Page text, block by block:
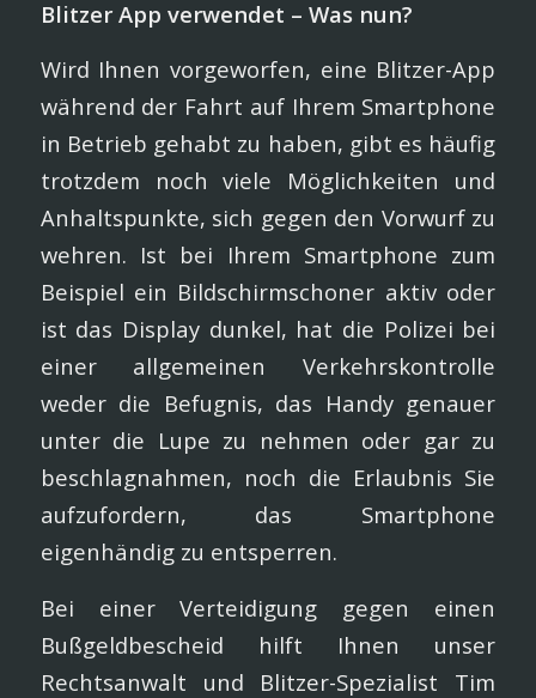
Blitzer App verwendet – Was nun?
Wird Ihnen vorgeworfen, eine Blitzer-App
während der Fahrt auf Ihrem Smartphone
in Betrieb gehabt zu haben, gibt es häufig
trotzdem noch viele Möglichkeiten und
Anhaltspunkte, sich gegen den Vorwurf zu
wehren. Ist bei Ihrem Smartphone zum
Beispiel ein Bildschirmschoner aktiv oder
ist das Display dunkel, hat die Polizei bei
einer allgemeinen Verkehrskontrolle
weder die Befugnis, das Handy genauer
unter die Lupe zu nehmen oder gar zu
beschlagnahmen, noch die Erlaubnis Sie
aufzufordern, das Smartphone
eigenhändig zu entsperren.
Bei einer Verteidigung gegen einen
Bußgeldbescheid hilft Ihnen unser
Rechtsanwalt und Blitzer-Spezialist Tim